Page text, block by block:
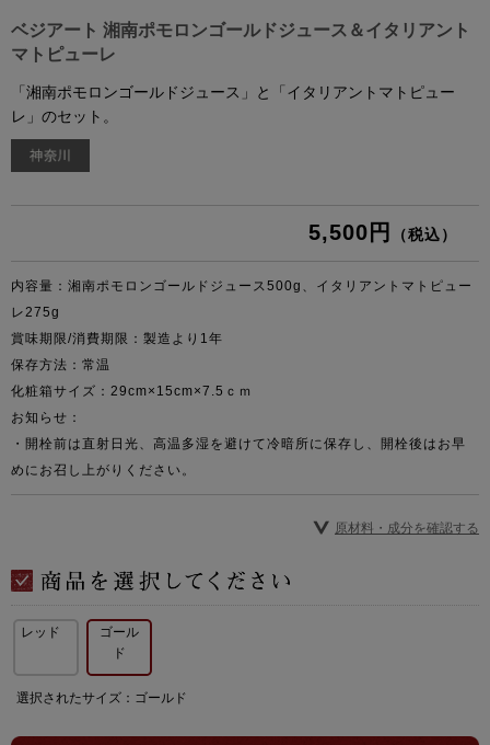
ベジアート 湘南ポモロンゴールドジュース＆イタリアント
マトピューレ
「湘南ポモロンゴールドジュース」と「イタリアントマトピュー
レ」のセット。
5,500円 （税込）
内容量：湘南ポモロンゴールドジュース500g、イタリアントマトピュー
レ275g
賞味期限/消費期限：製造より1年
保存方法：常温
化粧箱サイズ：29cm×15cm×7.5ｃｍ
お知らせ：
・開栓前は直射日光、高温多湿を避けて冷暗所に保存し、開栓後はお早
めにお召し上がりください。
原材料・成分を確認する
レッド
ゴール
ド
選択されたサイズ：ゴールド